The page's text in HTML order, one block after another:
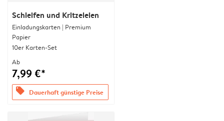
Schleifen und Kritzeleien
Einladungskarten | Premium
Papier
10er Karten-Set
Ab
7,99 €*
offers Dauerhaft günstige Preise